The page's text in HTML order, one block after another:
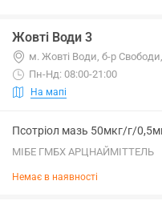
Жовті Води 3
м. Жовті Води, б-р
Пн-Нд: 08:00-21:00
На мапі
Псотріол мазь 50мкг/г/
МІБЕ ГМБХ АРЦНАЙМІТТЕЛЬ
Немає в наявності